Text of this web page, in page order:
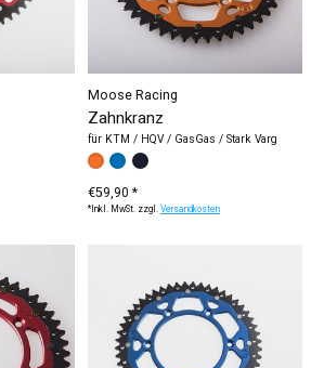
Moose Racing
Zahnkranz
für KTM / HQV / GasGas / Stark Varg
Farbe: *— orange
orange
blauschwarz
€59,90 *
*Inkl. MwSt. zzgl.Versandkosten